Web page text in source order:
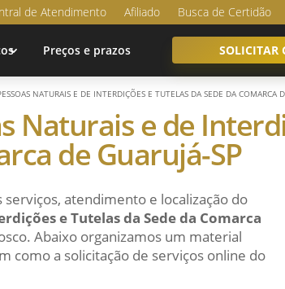
de Atendimento Afiliado Busca de Certidão
Preços e prazos SOLICITAR
NATURAIS E DE INTERDIÇÕES E TUTELAS DA SEDE DA COMARCA
Naturais e de
de Guarujá-SP
atendimento e localização do
e Tutelas da Sede da Comarca
Abaixo organizamos um material
como a solicitação de serviços online do